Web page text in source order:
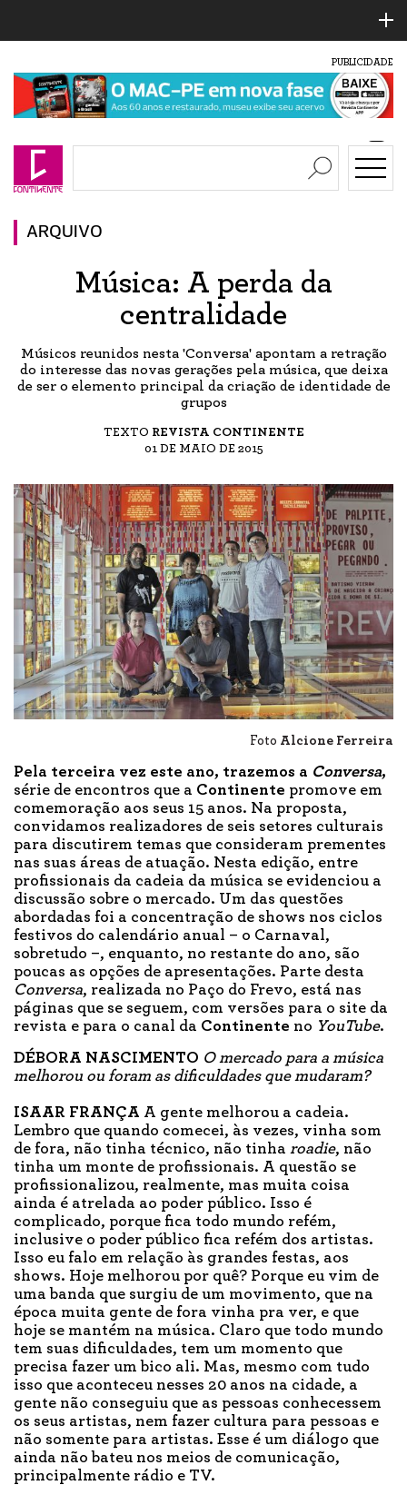
PUBLICIDADE
ARQUIVO
Música: A perda da
centralidade
Músicos reunidos nesta 'Conversa' apontam a retração
do interesse das novas gerações pela música, que deixa
de ser o elemento principal da criação de identidade de
grupos
TEXTO REVISTA CONTINENTE
01 DE MAIO DE 2015
Foto Alcione Ferreira
Pela terceira vez este ano, trazemos a Conversa,
série de encontros que a Continente promove em
comemoração aos seus 15 anos. Na proposta,
convidamos realizadores de seis setores culturais
para discutirem temas que consideram prementes
nas suas áreas de atuação. Nesta edição, entre
profissionais da cadeia da música se evidenciou a
discussão sobre o mercado. Um das questões
abordadas foi a concentração de shows nos ciclos
festivos do calendário anual – o Carnaval,
sobretudo –, enquanto, no restante do ano, são
poucas as opções de apresentações. Parte desta
Conversa, realizada no Paço do Frevo, está nas
páginas que se seguem, com versões para o site da
revista e para o canal da Continente no YouTube.
DÉBORA NASCIMENTO O mercado para a música
melhorou ou foram as dificuldades que mudaram?
ISAAR FRANÇA A gente melhorou a cadeia.
Lembro que quando comecei, às vezes, vinha som
de fora, não tinha técnico, não tinha roadie, não
tinha um monte de profissionais. A questão se
profissionalizou, realmente, mas muita coisa
ainda é atrelada ao poder público. Isso é
complicado, porque fica todo mundo refém,
inclusive o poder público fica refém dos artistas.
Isso eu falo em relação às grandes festas, aos
shows. Hoje melhorou por quê? Porque eu vim de
uma banda que surgiu de um movimento, que na
época muita gente de fora vinha pra ver, e que
hoje se mantém na música. Claro que todo mundo
tem suas dificuldades, tem um momento que
precisa fazer um bico ali. Mas, mesmo com tudo
isso que aconteceu nesses 20 anos na cidade, a
gente não conseguiu que as pessoas conhecessem
os seus artistas, nem fazer cultura para pessoas e
não somente para artistas. Esse é um diálogo que
ainda não bateu nos meios de comunicação,
principalmente rádio e TV.